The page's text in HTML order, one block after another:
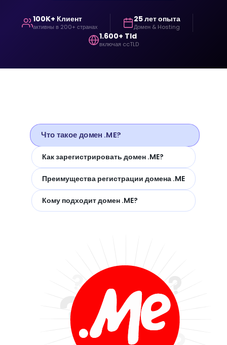
100K+ Клиент
активны в 200+ странах
25 лет опыта
Домен & Hosting
1.600+ Tld
включая ccTLD
Что такое домен .ME?
Как зарегистрировать домен .ME?
Преимущества регистрации домена .ME
Кому подходит домен .ME?